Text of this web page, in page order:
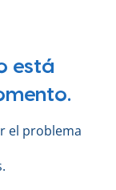
está
el problema